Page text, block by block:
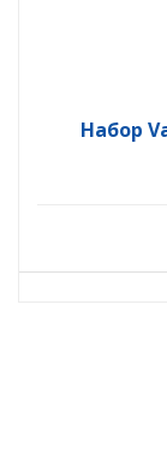
Набор